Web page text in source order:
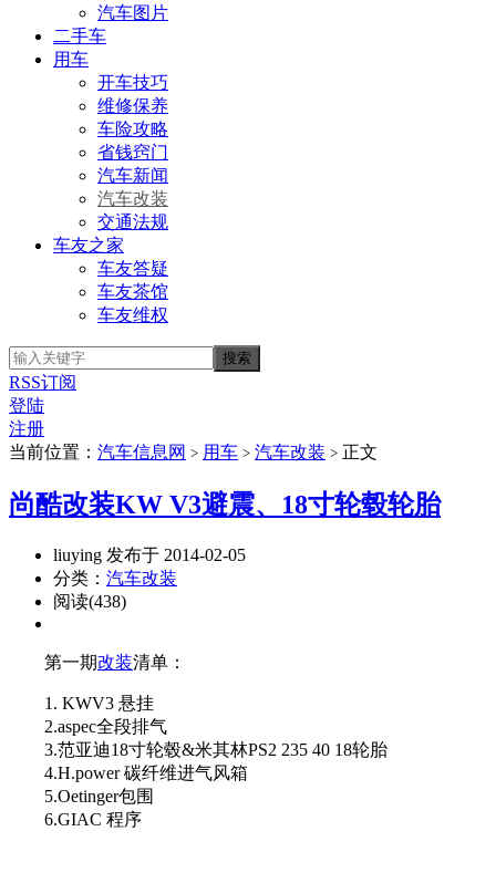
汽车图片
二手车
用车
开车技巧
维修保养
车险攻略
省钱窍门
汽车新闻
汽车改装
交通法规
车友之家
车友答疑
车友茶馆
车友维权
RSS订阅
登陆
注册
当前位置： 汽车信息网 > 用车 > 汽车改装 > 正文
尚酷改装KW V3避震、18寸轮毂轮胎
liuying 发布于 2014-02-05
分类： 汽车改装
阅读(438)
第一期改装清单：
1. KWV3 悬挂
2.aspec全段排气
3.范亚迪18寸轮毂&米其林PS2 235 40 18轮胎
4.H.power 碳纤维进气风箱
5.Oetinger包围
6.GIAC 程序